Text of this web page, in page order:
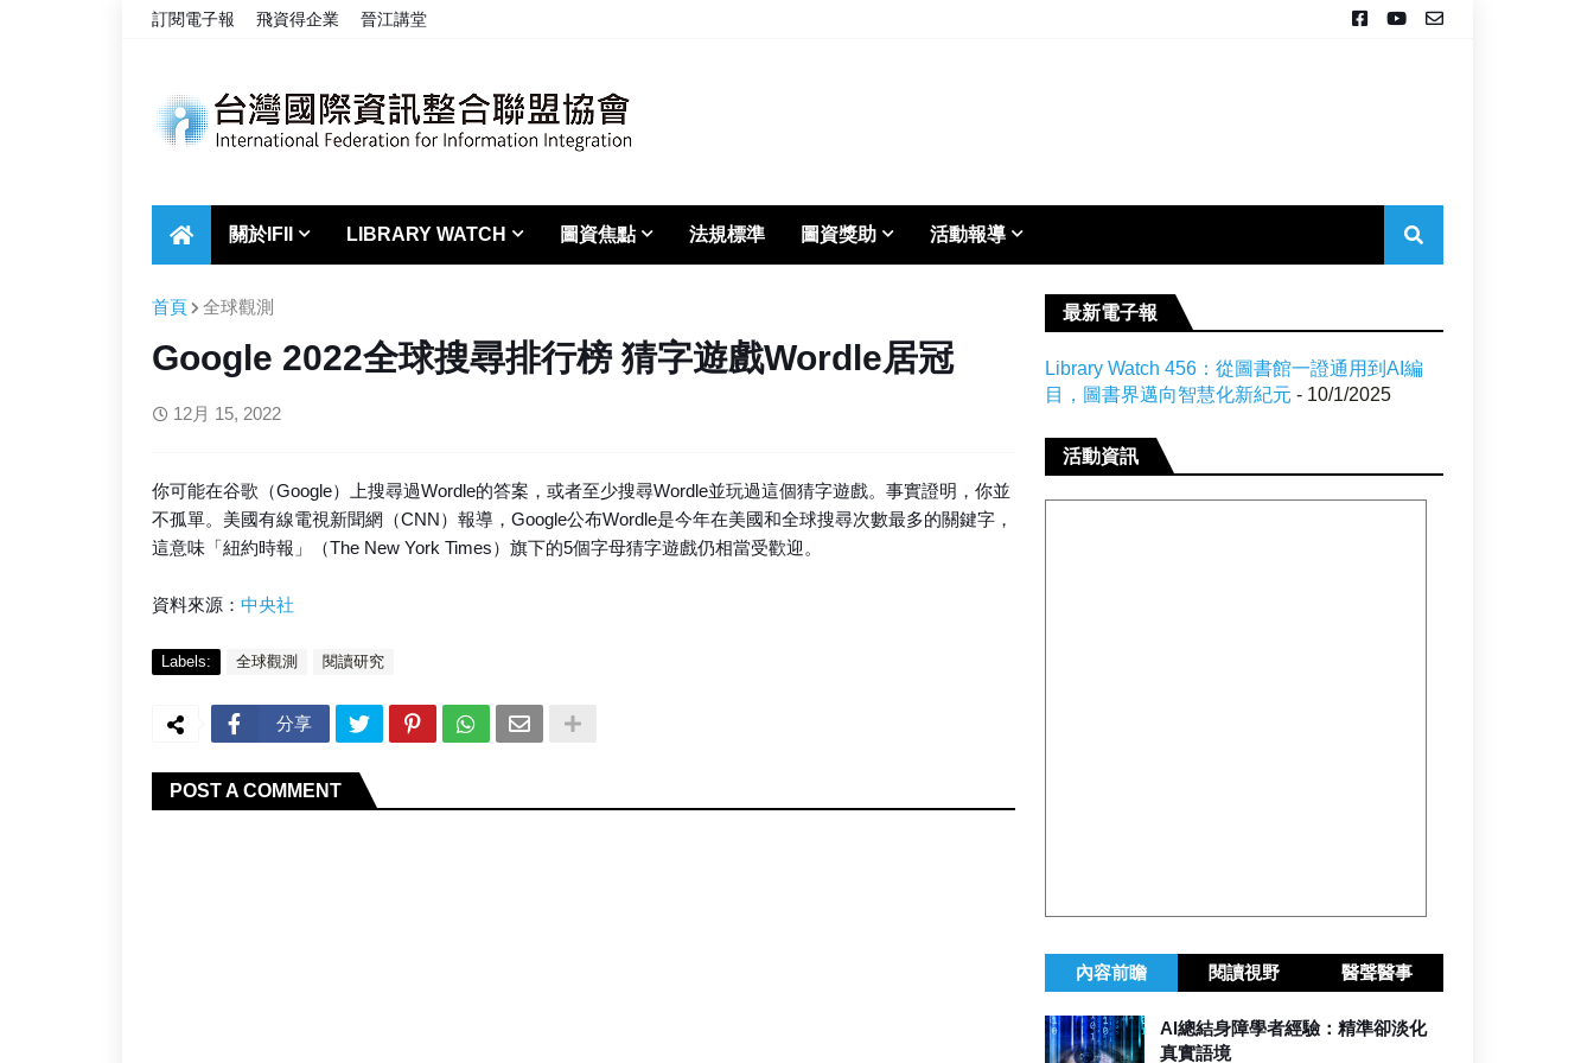
訂閱電子報 飛資得企業 晉江講堂
關於IFII LIBRARY WATCH 圖資焦點 法規標準 圖資獎助 活動報導
首頁 全球觀測
Google 2022全球搜尋排行榜 猜字遊戲Wordle居冠
12月 15, 2022
你可能在谷歌（Google）上搜尋過Wordle的答案，或者至少搜尋Wordle並玩過這個猜字遊戲。事實證明，你並
不孤單。美國有線電視新聞網（CNN）報導，Google公布Wordle是今年在美國和全球搜尋次數最多的關鍵字，
這意味「紐約時報」（The New York Times）旗下的5個字母猜字遊戲仍相當受歡迎。
資料來源： 中央社
Labels: 全球觀測 閱讀研究
分享
POST A COMMENT
最新電子報
Library Watch 456：從圖書館一證通用到AI編
目，圖書界邁向智慧化新紀元 - 10/1/2025
活動資訊
內容前瞻 閱讀視野 醫聲醫事
AI總結身障學者經驗：精準卻淡化
真實語境